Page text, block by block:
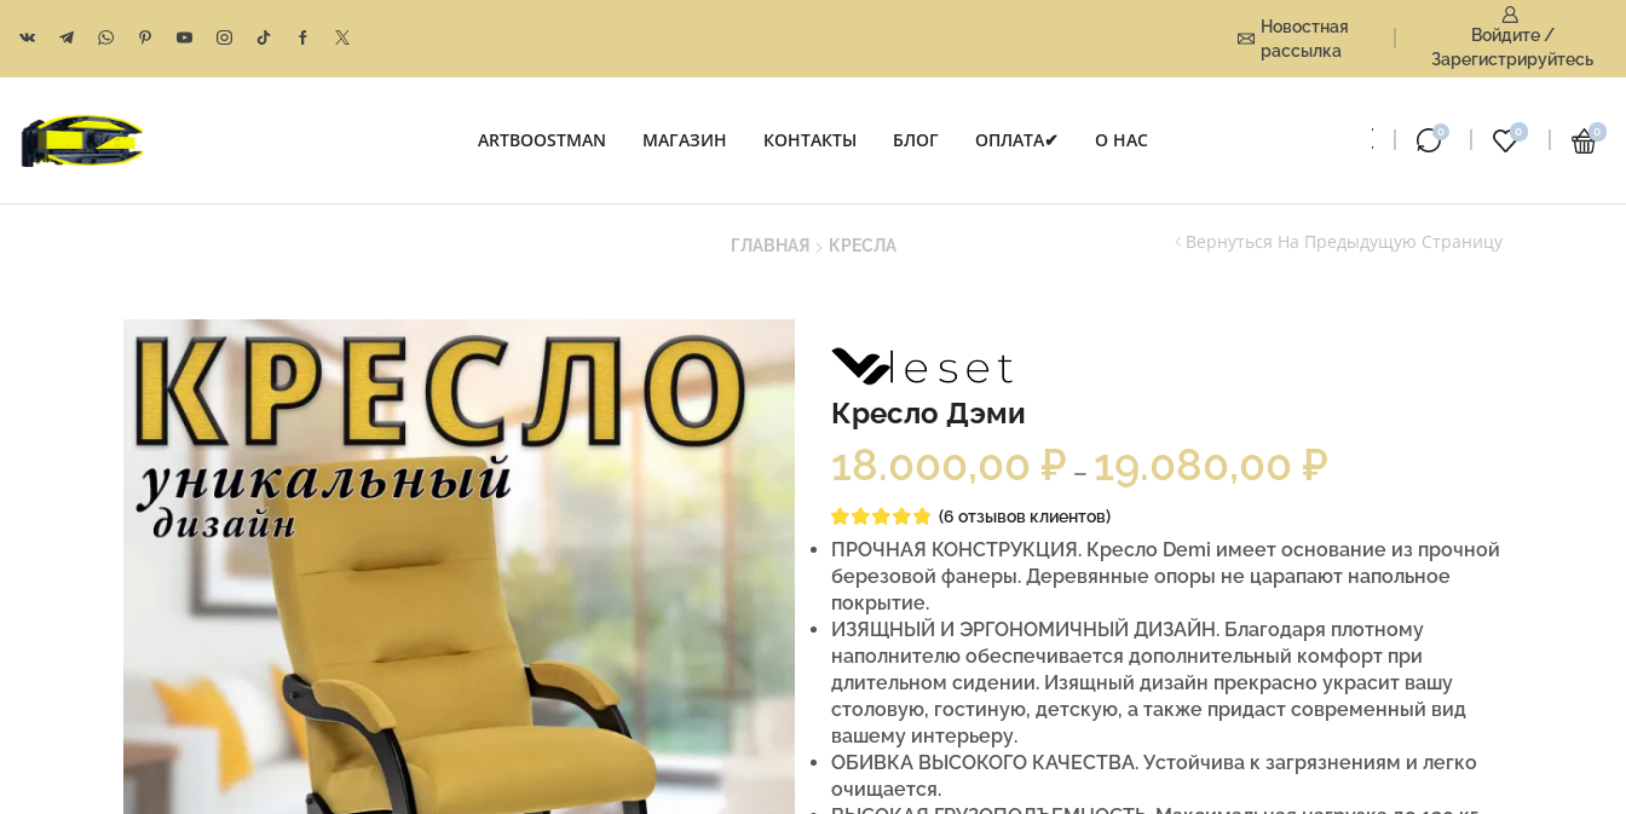
Новостная
рассылка
Войдите /
Зарегистрируйтесь
ARTBOOSTMAN МАГАЗИН КОНТАКТЫ БЛОГ ОПЛАТА✔ О НАС 0 0 0
ГЛАВНАЯ КРЕСЛА Вернуться На Предыдущую Страницу
Кресло Дэми
18.000,00 ₽ – 19.080,00 ₽
(6 отзывов клиентов)
ПРОЧНАЯ КОНСТРУКЦИЯ. Кресло Demi имеет основание из прочной
березовой фанеры. Деревянные опоры не царапают напольное
покрытие.
ИЗЯЩНЫЙ И ЭРГОНОМИЧНЫЙ ДИЗАЙН. Благодаря плотному
наполнителю обеспечивается дополнительный комфорт при
длительном сидении. Изящный дизайн прекрасно украсит вашу
столовую, гостиную, детскую, а также придаст современный вид
вашему интерьеру.
ОБИВКА ВЫСОКОГО КАЧЕСТВА. Устойчива к загрязнениям и легко
очищается.